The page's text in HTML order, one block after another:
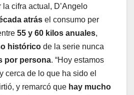
cifra actual, D’Angelo
atrás el consumo per
55 y 60 kilos anuales,
histórico de la serie nunca
por persona. “Hoy estamos
cerca de lo que ha sido el
y remarcó que hay mucho